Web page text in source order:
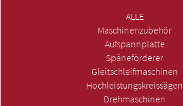
ALLE
Maschinenzubehör
Aufspannplatte
Späneförderer
Gleitschleifmaschinen
Hochleistungskreissägen
Drehmaschinen